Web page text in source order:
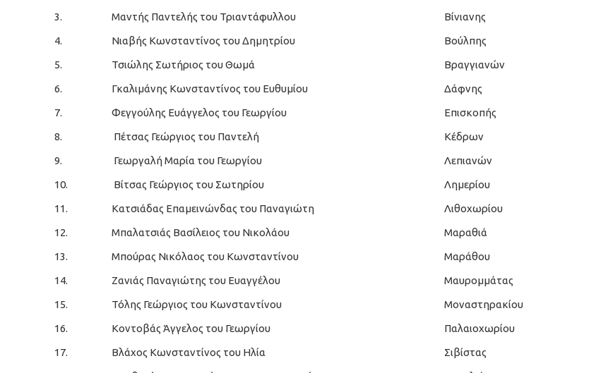
3.
Μαντής Παντελής του Τριαντάφυλλου
Βίνιανης
4.
Νιαβής Κωνσταντίνος του Δημητρίου
Βούλπης
5.
Τσιώλης Σωτήριος του Θωμά
Βραγγιανών
6.
Γκαλιμάνης Κωνσταντίνος του Ευθυμίου
Δάφνης
7.
Φεγγούλης Ευάγγελος του Γεωργίου
Επισκοπής
8.
Πέτσας Γεώργιος του Παντελή
Κέδρων
9.
Γεωργαλή Μαρία του Γεωργίου
Λεπιανών
10.
Βίτσας Γεώργιος του Σωτηρίου
Λημερίου
11.
Κατσιάδας Επαμεινώνδας του Παναγιώτη
Λιθοχωρίου
12.
Μπαλατσιάς Βασίλειος του Νικολάου
Μαραθιά
13.
Μπούρας Νικόλαος του Κωνσταντίνου
Μαράθου
14.
Ζανιάς Παναγιώτης του Ευαγγέλου
Μαυρομμάτας
15.
Τόλης Γεώργιος του Κωνσταντίνου
Μοναστηρακίου
16.
Κοντοβάς Άγγελος του Γεωργίου
Παλαιοχωρίου
17.
Βλάχος Κωνσταντίνος του Ηλία
Σιβίστας